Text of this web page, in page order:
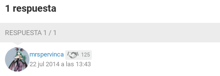
1 respuesta
RESPUESTA 1 / 1
mrspervinca 125
22 jul 2014 a las 13:43